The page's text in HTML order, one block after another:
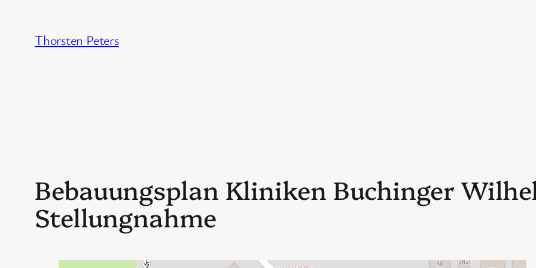
InhaltThorsten Peters
Bebauungsplan Kliniken Buchinger
Stellungnahme